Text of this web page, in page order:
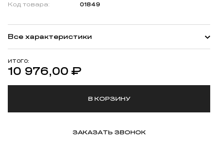
ИТОГО:
10 976,00 ₽
В КОРЗИНУ
ЗАКАЗАТЬ ЗВОНОК
Код товара:
01849
Все характеристики